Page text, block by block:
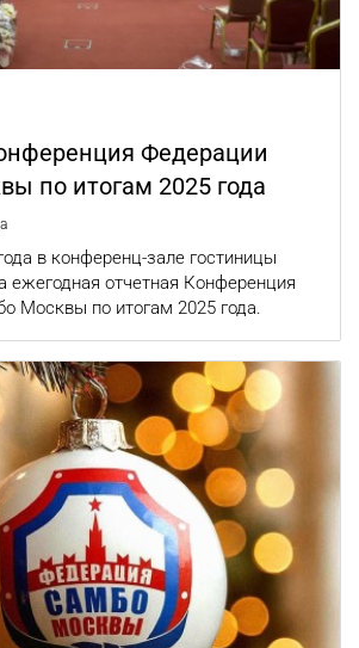
Федерации
по итогам 2025 года
в конференц-зале гостиницы
ежегодная отчетная Конференция
Москвы по итогам 2025 года.